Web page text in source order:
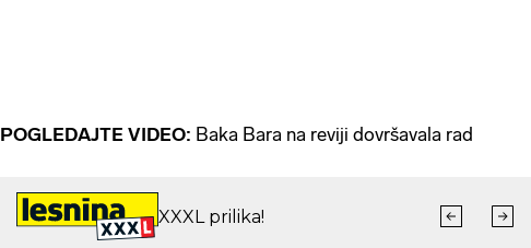
POGLEDAJTE VIDEO: Baka Bara na reviji dovršavala rad